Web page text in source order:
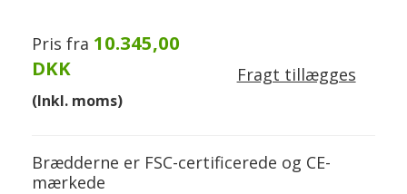
Pris fra 10.345,00
DKK
(Inkl. moms)
Fragt tillægges
Brædderne er FSC-certificerede og CE-
mærkede